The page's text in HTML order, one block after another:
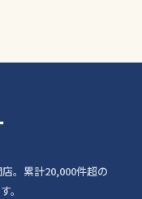
。累計20,000件超の
。